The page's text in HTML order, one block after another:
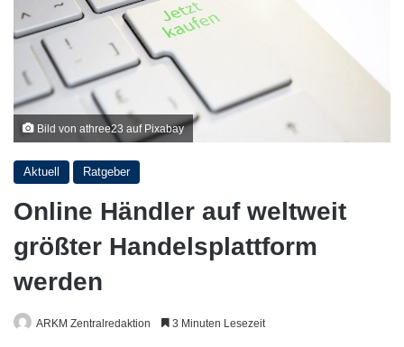
Bild von athree23 auf Pixabay
Aktuell Ratgeber
Online Händler auf weltweit
größter Handelsplattform
werden
ARKM Zentralredaktion 3 Minuten Lesezeit